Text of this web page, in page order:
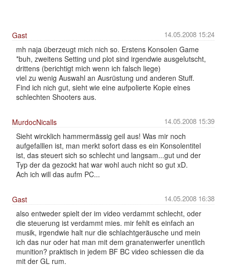
14.05.2008 15:24
Gast
mh naja überzeugt mich nich so. Erstens Konsolen Game
*buh, zweitens Setting und plot sind irgendwie ausgelutscht,
drittens (berichtigt mich wenn ich falsch liege)
viel zu wenig Auswahl an Ausrüstung und anderen Stuff.
Find ich nich gut, sieht wie eine aufpolierte Kopie eines
schlechten Shooters aus.
14.05.2008 15:39
MurdocNicalls
Sieht wircklich hammermässig geil aus! Was mir noch
aufgefalllen ist, man merkt sofort dass es ein Konsolentitel
ist, das steuert sich so schlecht und langsam...gut und der
Typ der da gezockt hat war wohl auch nicht so gut xD.
Ach ich will das aufm PC...
14.05.2008 16:38
Gast
also entweder spielt der im video verdammt schlecht, oder
die steuerung ist verdammt mies. mir fehlt es einfach an
musik, irgendwie halt nur die schlachtgeräusche und mein
ich das nur oder hat man mit dem granatenwerfer unentlich
munition? praktisch in jedem BF BC video schiessen die da
mit der GL rum.